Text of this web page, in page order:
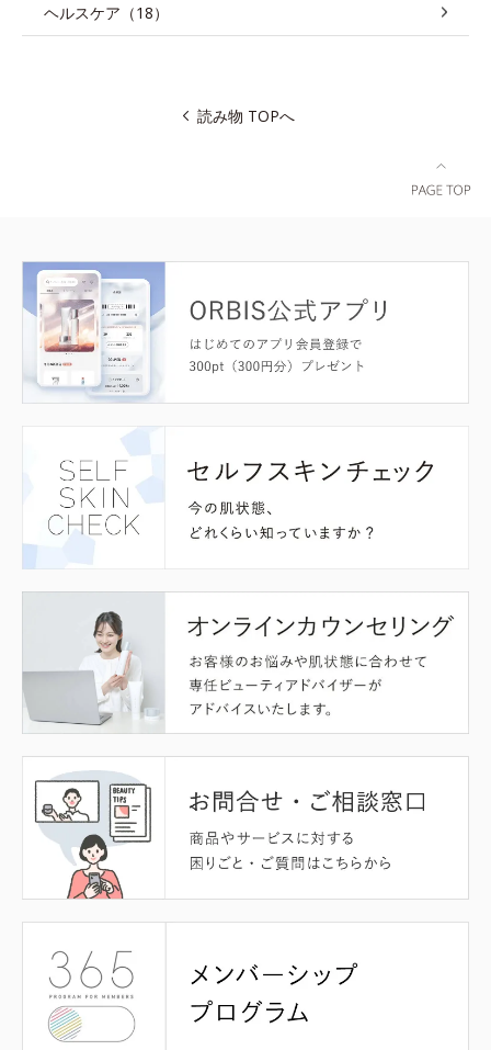
ヘルスケア（18）
読み物 TOPへ